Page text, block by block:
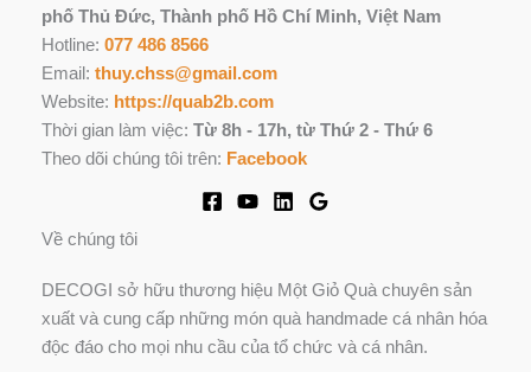
phố Thủ Đức, Thành phố Hồ Chí Minh, Việt Nam
Hotline: 077 486 8566
Email: thuy.chss@gmail.com
Website: https://quab2b.com
Thời gian làm việc: Từ 8h - 17h, từ Thứ 2 - Thứ 6
Theo dõi chúng tôi trên: Facebook
Về chúng tôi
DECOGI sở hữu thương hiệu Một Giỏ Quà chuyên sản
xuất và cung cấp những món quà handmade cá nhân hóa
độc đáo cho mọi nhu cầu của tổ chức và cá nhân.